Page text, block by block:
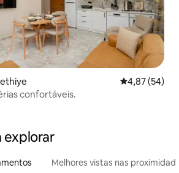
Classificação
4,87 (54)
confortáveis.
explorar
Melhores vistas nas